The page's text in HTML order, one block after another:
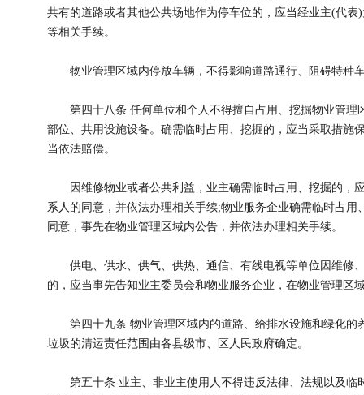
共有的道路或者其他公共场地作为停车位的，应当经业主(代
等相关手续。
物业管理区域内停放车辆，不得影响道路通行、阻碍特种
第四十八条 任何单位和个人不得擅自占用、挖掘物业管理
部位、共用设施设备。确需临时占用、挖掘的，应当采取措施
当依法赔偿。
因维修物业或者公共利益，业主确需临时占用、挖掘的，
系人的同意，并依法办理相关手续;物业服务企业确需临时占
同意，事先在物业管理区域内公告，并依法办理相关手续。
供电、供水、供气、供热、通信、有线电视等单位因维修
的，应当事先告知业主委员会和物业服务企业，在物业管理区
第四十九条 物业管理区域内的道路、给排水设施和绿化的
垃圾的清运责任范围由各县级市、区人民政府确定。
第五十条 业主、非业主使用人不得违反法律、法规以及临